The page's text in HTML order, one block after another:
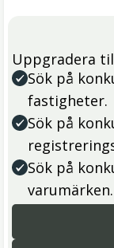
Uppgradera
Sök på
fastigheter.
Sök på
Sök på
varumärken.